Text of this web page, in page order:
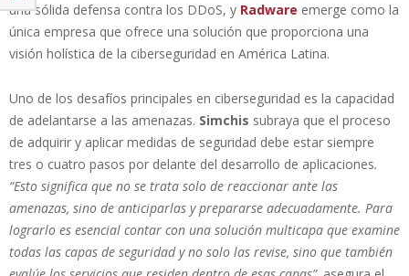
una sólida defensa contra los DDoS, y Radware emerge como la
única empresa que ofrece una solución que proporciona una
visión holística de la ciberseguridad en América Latina.
Uno de los desafíos principales en ciberseguridad es la capacidad
de adelantarse a las amenazas. Simchis subraya que el proceso
de adquirir y aplicar medidas de seguridad debe estar siempre
tres o cuatro pasos por delante del desarrollo de aplicaciones.
“Esto significa que no se trata solo de reaccionar ante las
amenazas, sino de anticiparlas y prepararse adecuadamente. Para
lograrlo es esencial contar con una solución multicapa que examine
todas las capas de seguridad y no solo las revise, sino que también